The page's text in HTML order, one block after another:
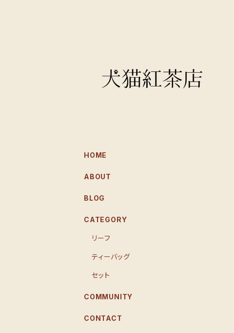
HOME
ABOUT
BLOG
CATEGORY
リーフ
ティーバッグ
セット
COMMUNITY
CONTACT